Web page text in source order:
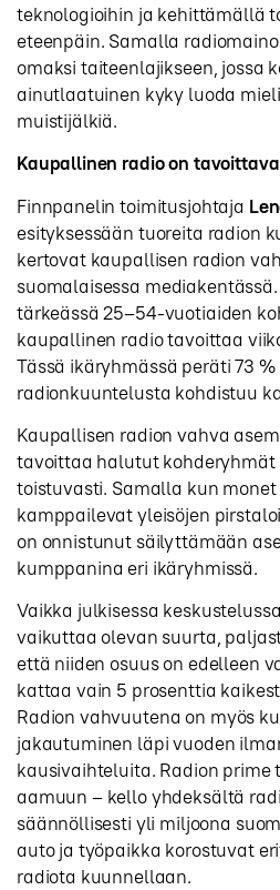
teknologioihin ja kehittämällä
eteenpäin. Samalla
omaksi taiteenlajikseen, jossa
ainutlaatuinen kyky luoda
muistijälkiä.
Kaupallinen radio on
Finnpanelin toimitusjohtaja
esityksessään tuoreita radion
kertovat kaupallisen radion
suomalaisessa
tärkeässä 25–54-vuotiaiden
kaupallinen radio tavoittaa
Tässä ikäryhmässä peräti 73
radionkuuntelusta kohdistuu
Kaupallisen radion vahva
tavoittaa halutut kohderyhmät
toistuvasti. Samalla kun
kamppailevat yleisöjen
on onnistunut säilyttämään
kumppanina eri ikäryhmissä.
Vaikka julkisessa
vaikuttaa olevan suurta,
että niiden osuus on edelleen
kattaa vain 5 prosenttia
Radion vahvuutena on myös
jakautuminen läpi vuoden
kausivaihteluita. Radion prime
aamuun – kello yhdeksältä
säännöllisesti yli miljoona
auto ja työpaikka korostuvat
radiota kuunnellaan.